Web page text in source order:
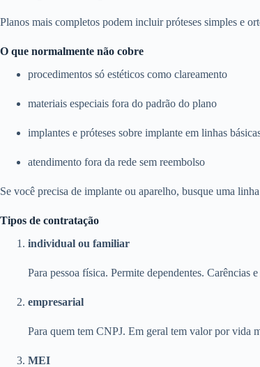
Planos mais completos podem incluir próteses simples e
O que normalmente não cobre
procedimentos só estéticos como clareamento
materiais especiais fora do padrão do plano
implantes e próteses sobre implante em linhas
atendimento fora da rede sem reembolso
Se você precisa de implante ou aparelho, busque uma
Tipos de contratação
individual ou familiar
Para pessoa física. Permite dependentes. Carências
empresarial
Para quem tem CNPJ. Em geral tem valor por vida
MEI